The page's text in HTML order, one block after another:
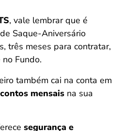
, vale lembrar que é
Saque-Aniversário
três meses para contratar,
Fundo.
também cai na conta em
mensais na sua
segurança e